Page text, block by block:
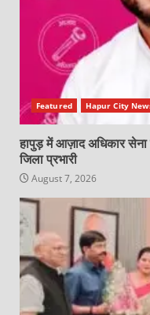
Featured Hapur City
हापुड़ में आज़ाद अधिकार सेना
जिला प्रभारी
August 7, 2026